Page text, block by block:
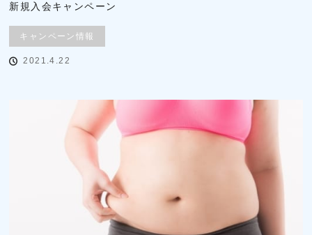
新規入会キャンペーン
キャンペーン情報
2021.4.22